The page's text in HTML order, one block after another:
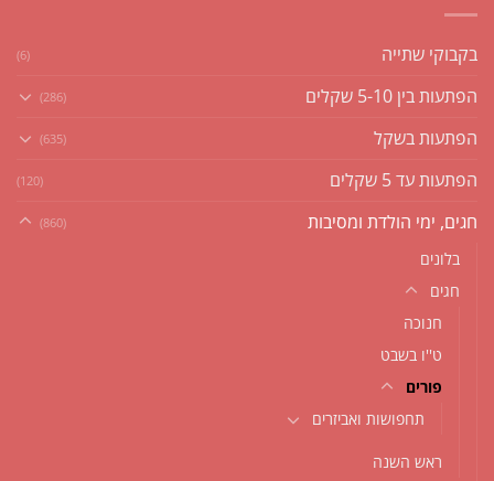
בקבוקי שתייה (6)
הפתעות בין 5-10 שקלים (286)
הפתעות בשקל (635)
הפתעות עד 5 שקלים (120)
חגים, ימי הולדת ומסיבות (860)
בלונים
חגים
חנוכה
ט''ו בשבט
פורים
תחפושות ואביזרים
ראש השנה